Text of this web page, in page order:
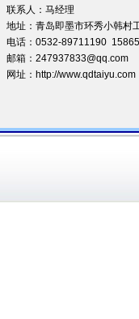
联系人：马经理
地址：青岛即墨市环秀小韩村
电话：0532-89711190
邮箱：247937833@qq.com
网址：http://www.qdtaiyu.com